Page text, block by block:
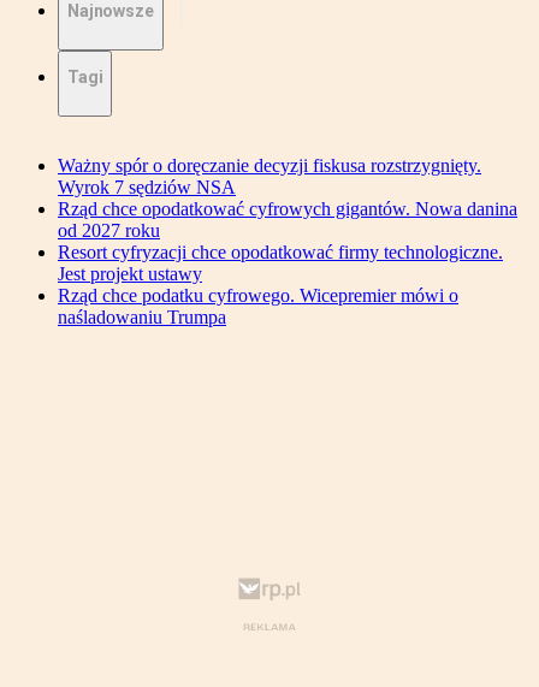
Najnowsze
Tagi
Ważny spór o doręczanie decyzji fiskusa rozstrzygnięty.
Wyrok 7 sędziów NSA
Rząd chce opodatkować cyfrowych gigantów. Nowa danina
od 2027 roku
Resort cyfryzacji chce opodatkować firmy technologiczne.
Jest projekt ustawy
Rząd chce podatku cyfrowego. Wicepremier mówi o
naśladowaniu Trumpa